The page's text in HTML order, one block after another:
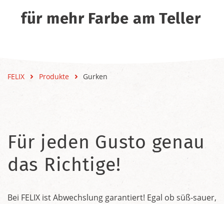
für mehr Farbe am Teller
FELIX Produkte Gurken
Für jeden Gusto genau
das Richtige!
Bei FELIX ist Abwechslung garantiert! Egal ob süß-sauer,